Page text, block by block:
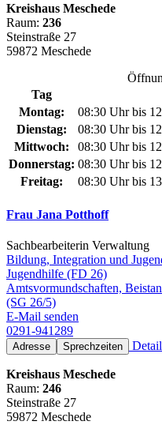
Kreishaus Meschede
Raum: 236
Steinstraße 27
59872 Meschede
Tag
Montag:
08:30 Uhr bis
Dienstag:
08:30 Uhr bis
Mittwoch:
08:30 Uhr bis
Donnerstag: 08:30 Uhr bis
Freitag:
08:30 Uhr bis
Frau Jana Potthoff
Sachbearbeiterin Verwaltung
Bildung, Integration und
Jugendhilfe (FD 26)
Amtsvormundschaften,
(SG 26/5)
E-Mail senden
0291-941289
Adresse Sprechzeiten
Kreishaus Meschede
Raum: 246
Steinstraße 27
59872 Meschede